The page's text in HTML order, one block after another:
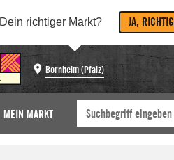
Dein richtiger Markt? JA, RICHTIG
Bornheim (Pfalz)
MEIN MARKT